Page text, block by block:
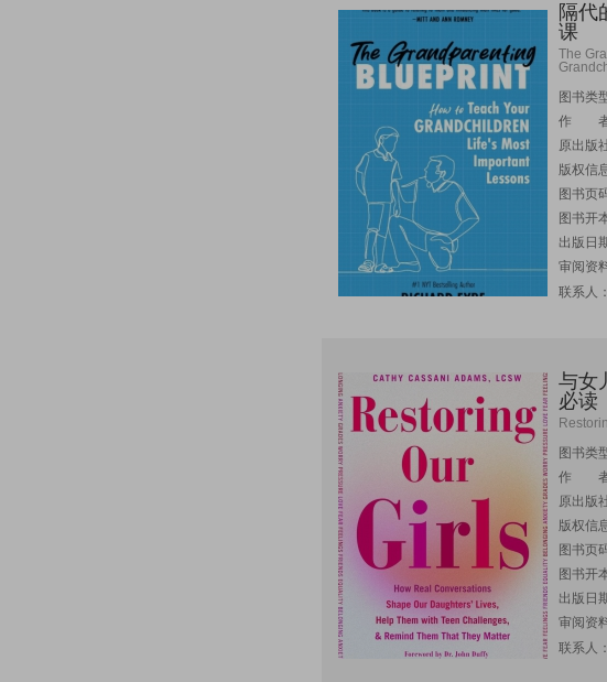
隔代
课
The
图书类
作 者
原出版
版权信
图书页
图书开
出版日
审阅资
联系人：
与女
必读
图书类
作 者
原出版
版权信
图书页
图书开
出版日
审阅资
联系人：